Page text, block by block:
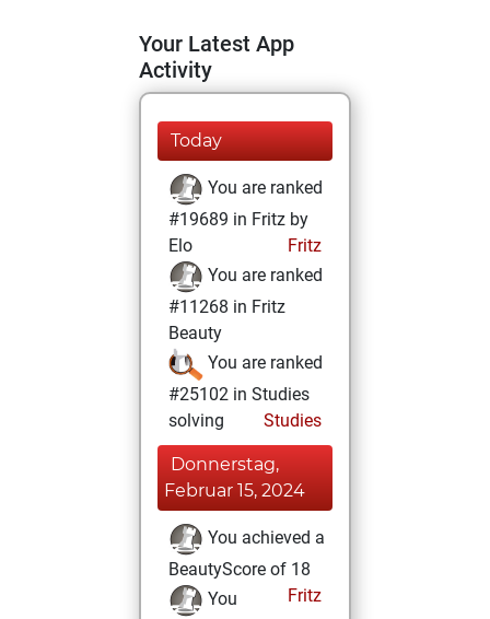
Your Latest App
Activity
Today
You are ranked
#19689 in Fritz by
Elo
Fritz
You are ranked
#11268 in Fritz
Beauty
You are ranked
#25102 in Studies
solving
Studies
Donnerstag,
Februar 15, 2024
You achieved a
BeautyScore of 18
Fritz
You